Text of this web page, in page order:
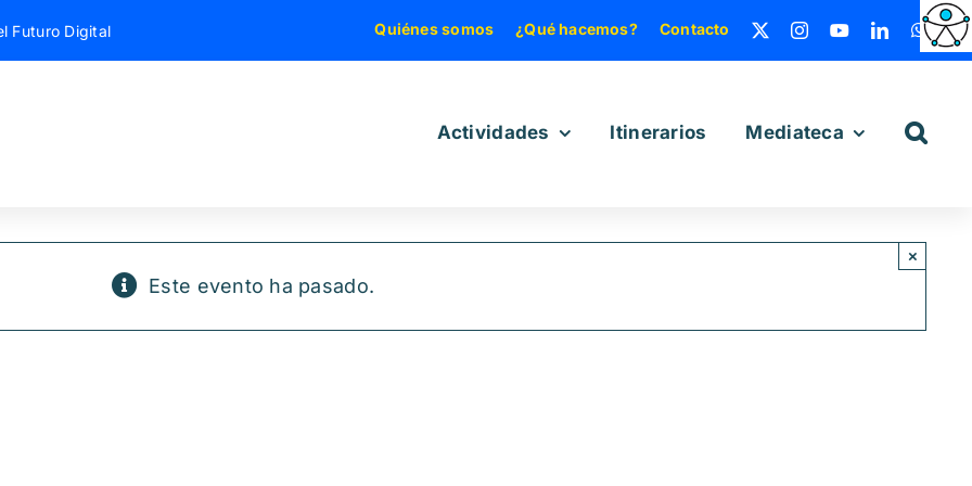
Futuro Digital Quiénes somos ¿Qué hacemos? Contacto
Actividades Itinerarios Mediateca
Este evento ha pasado.
×